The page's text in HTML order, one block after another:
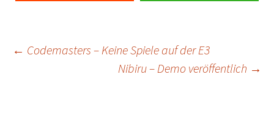
Post
← Codemasters – Keine Spiele auf der E3
Nibiru – Demo veröffentlich →